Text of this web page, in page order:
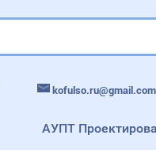
kofulso.ru@gmail.com
АУПТ